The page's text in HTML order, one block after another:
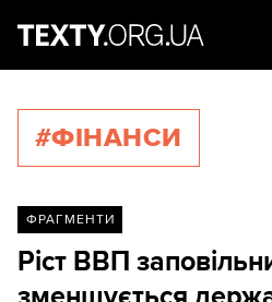
#ФІНАНСИ
ФРАГМЕНТИ
Ріст ВВП